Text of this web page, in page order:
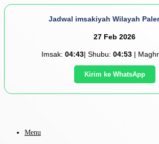
Jadwal imsakiyah Wilayah
27 Feb 2026
Imsak: 04:43| Shubu: 04:53 |
Kirim ke WhatsApp
Menu